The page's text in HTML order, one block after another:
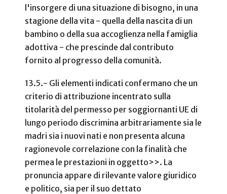
l'insorgere di una situazione di bisogno, in una
stagione della vita - quella della nascita di un
bambino o della sua accoglienza nella famiglia
adottiva - che prescinde dal contributo
fornito al progresso della comunità.
13.5.- Gli elementi indicati confermano che un
criterio di attribuzione incentrato sulla
titolarità del permesso per soggiornanti UE di
lungo periodo discrimina arbitrariamente sia le
madri sia i nuovi nati e non presenta alcuna
ragionevole correlazione con la finalità che
permea le prestazioni in oggetto>>. La
pronuncia appare di rilevante valore giuridico
e politico, sia per il suo dettato